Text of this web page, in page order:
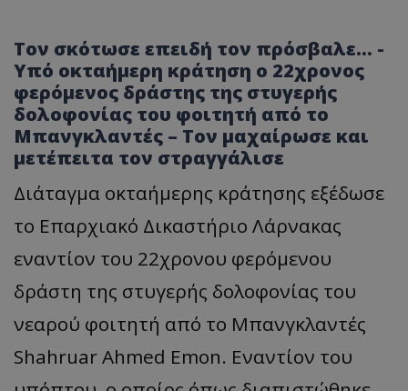
Τον σκότωσε επειδή τον πρόσβαλε… -
Υπό οκταήμερη κράτηση ο 22χρονος
φερόμενος δράστης της στυγερής
δολοφονίας του φοιτητή από το
Μπανγκλαντές – Τον μαχαίρωσε και
μετέπειτα τον στραγγάλισε
Διάταγμα οκταήμερης κράτησης εξέδωσε
το Επαρχιακό Δικαστήριο Λάρνακας
εναντίον του 22χρονου φερόμενου
δράστη της στυγερής δολοφονίας του
νεαρού φοιτητή από το Μπανγκλαντές
Shahruar Ahmed Emon. Εναντίον του